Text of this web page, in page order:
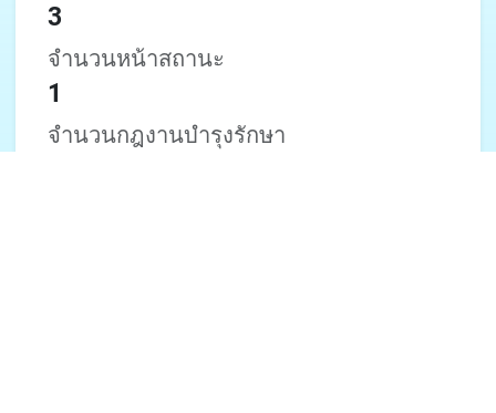
3
จำนวนหน้าสถานะ
1
จำนวนกฎงานบำรุงรักษา